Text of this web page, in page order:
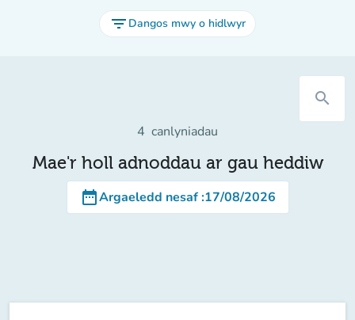
filter_list Dangos mwy o hidlwyr
search
4 canlyniadau
Mae'r holl adnoddau ar gau heddiw
date_rangeArgaeledd nesaf:17/08/2026